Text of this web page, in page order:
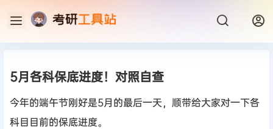
5月各科保底进度！对照自查
今年的端午节刚好是5月的最后一天，顺带给大家对一下各
科目目前的保底进度。